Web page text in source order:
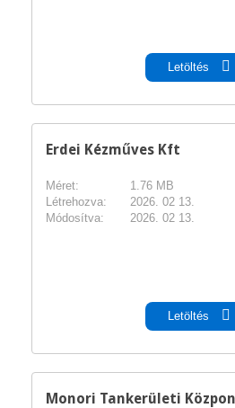
Letöltés
Erdei Kézműves Kft
Méret:
1.76 MB
Létrehozva:
2026. 02 13.
Módosítva:
2026. 02 13.
Letöltés
Monori Tankerületi